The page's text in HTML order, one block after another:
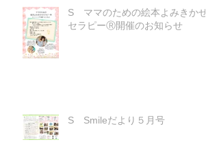
S ママのための絵本よみきかせ
セラピーⓇ開催のお知らせ
S Smileだより５月号